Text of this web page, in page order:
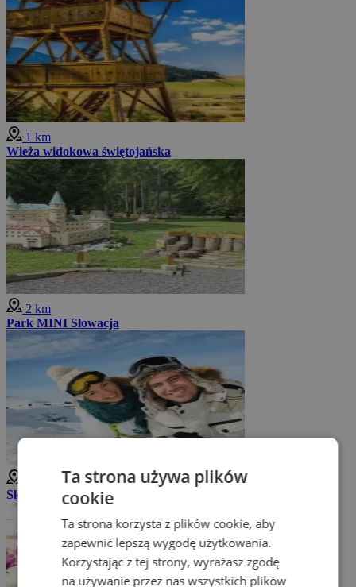
1 km
Wieża widokowa świętojańska
2 km
Park MINI Słowacja
Ski Opalisko
Ta strona używa plików
cookie
Ta strona korzysta z plików cookie, aby
zapewnić lepszą wygodę użytkowania.
Korzystając z tej strony, wyrażasz zgodę
na używanie przez nas wszystkich plików